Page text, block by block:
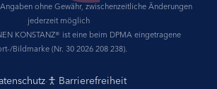
ohne Gewähr, zwischenzeitliche Änderungen
jederzeit möglich
KONSTANZ® ist eine beim DPMA eingetragene
Bildmarke (Nr. 30 2026 208 238).
· Barrierefreiheit